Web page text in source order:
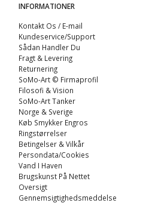
INFORMATIONER
Kontakt Os / E-mail
Kundeservice/Support
Sådan Handler Du
Fragt & Levering
Returnering
SoMo-Art © Firmaprofil
Filosofi & Vision
SoMo-Art Tanker
Norge & Sverige
Køb Smykker Engros
Ringstørrelser
Betingelser & Vilkår
Persondata/Cookies
Vand I Haven
Brugskunst På Nettet
Oversigt
Gennemsigtighedsmeddelse